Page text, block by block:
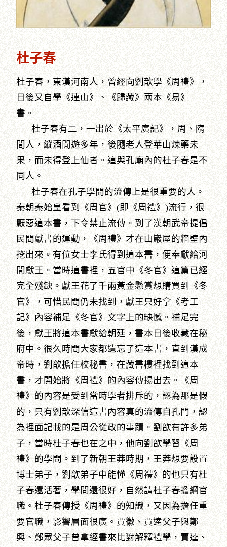
杜子春
杜子春，東漢河南人，曾經向劉歆學《周禮》，
日後又自學《連山》、《歸藏》兩本《易》
書。
杜子春有二，一出於《太平廣記》，周、隋
間人，縱酒閒遊多年，後隨老人登華山煉藥未
果，而未得登上仙者。這與孔廟內的杜子春是不
同人。
杜子春在孔子學問的流傳上是很重要的人。
秦朝秦始皇看到《周官》(即《周禮》)流行，很
厭惡這本書，下令禁止流傳。到了漢朝武帝提倡
民間獻書的運動，《周禮》才在山巖屋的牆壁內
挖出來。有位女士李氏得到這本書，便奉獻給河
間獻王。當時這書裡，五官中《冬官》這篇已經
完全殘缺。獻王花了千兩黃金懸賞想購買到《冬
官》，可惜民間仍未找到，獻王只好拿《考工
記》內容補足《冬官》文字上的缺憾。補足完
後，獻王將這本書獻給朝廷，書本日後收藏在秘
府中。很久時間大家都遺忘了這本書，直到漢成
帝時，劉歆擔任校秘書，在藏書樓裡找到這本
書，才開始將《周禮》的內容傳揚出去。《周
禮》的內容是受到當時學者排斥的，認為那是假
的，只有劉歆深信這書內容真的流傳自孔門，認
為裡面記載的是周公從政的事蹟。劉歆有許多弟
子，當時杜子春也在之中，他向劉歆學習《周
禮》的學問。到了新朝王莽時期，王莽想要設置
博士弟子，劉歆弟子中能懂《周禮》的也只有杜
子春還活著，學問還很好，自然請杜子春擔綱官
職。杜子春傳授《周禮》的知識，又因為擔任重
要官職，影響層面很廣。賈徽、賈逵父子與鄭
興、鄭眾父子曾拿經書來比對解釋禮學，賈逵、